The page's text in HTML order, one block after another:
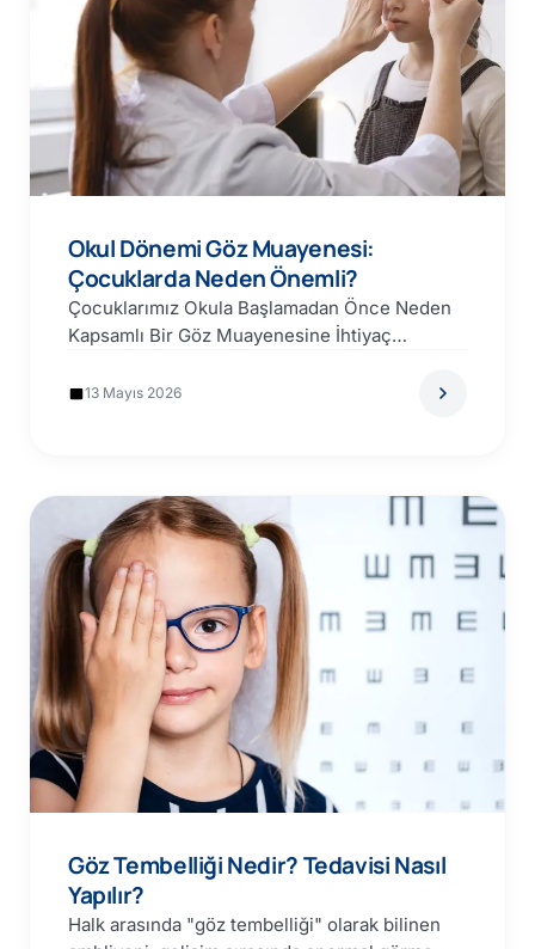
Okul Dönemi Göz Muayenesi:
Çocuklarda Neden Önemli?
Çocuklarımız Okula Başlamadan Önce Neden
Kapsamlı Bir Göz Muayenesine İhtiyaç
13 Mayıs 2026
Göz Tembelliği Nedir? Tedavisi Nasıl
Yapılır?
Halk arasında "göz tembelliği" olarak bilinen